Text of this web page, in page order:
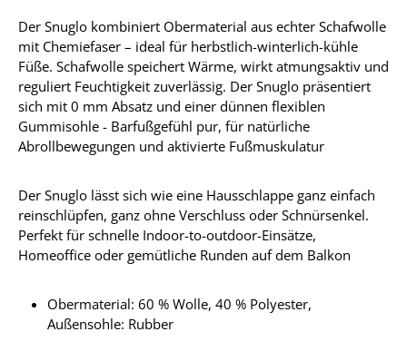
Der Snuglo kombiniert Obermaterial aus echter Schafwolle
mit Chemiefaser – ideal für herbstlich-winterlich-kühle
Füße. Schafwolle speichert Wärme, wirkt atmungsaktiv und
reguliert Feuchtigkeit zuverlässig. Der Snuglo präsentiert
sich mit 0 mm Absatz und einer dünnen flexiblen
Gummisohle - Barfußgefühl pur, für natürliche
Abrollbewegungen und aktivierte Fußmuskulatur
Der Snuglo lässt sich wie eine Hausschlappe ganz einfach
reinschlüpfen, ganz ohne Verschluss oder Schnürsenkel.
Perfekt für schnelle Indoor-to-outdoor-Einsätze,
Homeoffice oder gemütliche Runden auf dem Balkon
Obermaterial: 60 % Wolle, 40 % Polyester,
Außensohle: Rubber